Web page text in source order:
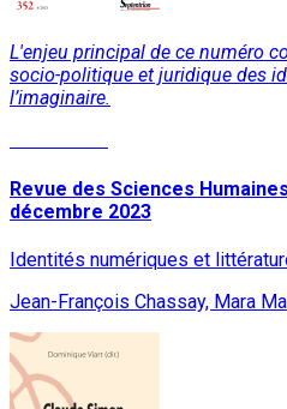
L'enjeu principal de ce numéro
socio-politique et juridique des
l’imaginaire.
Revue des Sciences
décembre 2023
Identités numériques et
Jean-François Chassay, Mara